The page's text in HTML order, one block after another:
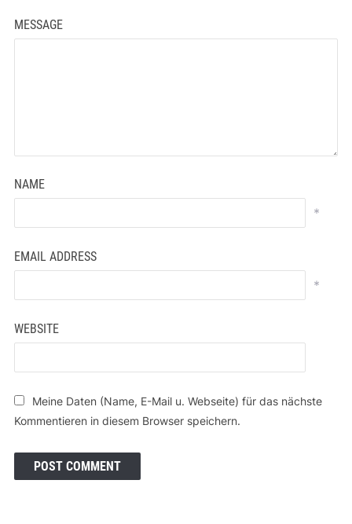
MESSAGE
NAME
*
EMAIL ADDRESS
*
WEBSITE
Meine Daten (Name, E-Mail u. Webseite) für das nächste
Kommentieren in diesem Browser speichern.